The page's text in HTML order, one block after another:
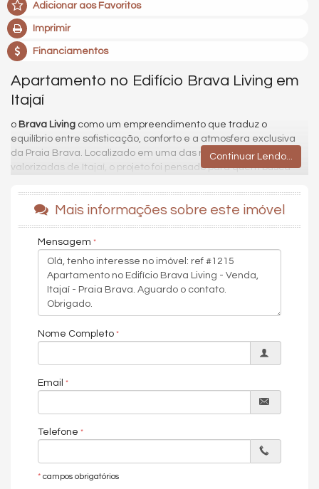
Adicionar aos Favoritos
Imprimir
Financiamentos
Apartamento no Edifício Brava Living em
Itajaí
o Brava Living como um empreendimento que traduz o
equilíbrio entre sofisticação, conforto e a atmosfera exclusiva
da Praia Brava. Localizado em uma das regiões mais
valorizadas de Itajaí, o projeto foi pensado para quem busca
no dia a dia.
Com arquitetura contemporânea e ambientes planejados para
estrutura completa de lazer e convivência, incluindo rooftop,
espaços de relaxamento e áreas voltadas para toda a família.
A proposta une modernidade, segurança e funcionalidade em
um endereço cercado por gastronomia, mobilidade e o lifestyle
único da Brava.
70m²
1 dormitorio
1 vaga
Churrasqueira
Piso Porcelanato
Piso Vinílico
Continuar Lendo...
Mais informações sobre este imóvel
Mensagem
Nome Completo
Email
Telefone
* campos obrigatórios